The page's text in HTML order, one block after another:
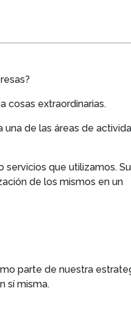
cosas extraordinarias.
de las áreas de
que utilizamos.
de los mismos en un
parte de nuestra
sí misma.